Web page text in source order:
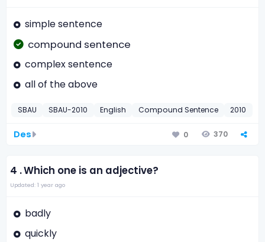
simple sentence
compound sentence
complex sentence
all of the above
SBAU SBAU-2010 English Compound Sentence 2010
Des 0 370
4 .Which one is an adjective?
Updated: 1 year ago
badly
quickly